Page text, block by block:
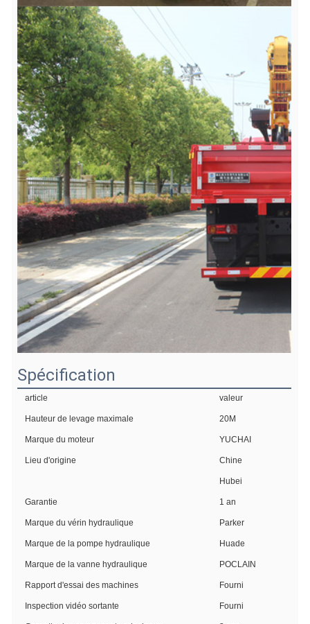
Spécification
article valeur
Hauteur de levage maximale 20M
Marque du moteur YUCHAI
Lieu d'origine Chine
Hubei
Garantie 1 an
Marque du vérin hydraulique Parker
Marque de la pompe hydraulique Huade
Marque de la vanne hydraulique POCLAIN
Rapport d'essai des machines Fourni
Inspection vidéo sortante Fourni